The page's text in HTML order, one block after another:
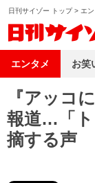
日刊サイゾー トップ> エ
『アッコ
報道…「ト
摘する声
エンタメ お笑